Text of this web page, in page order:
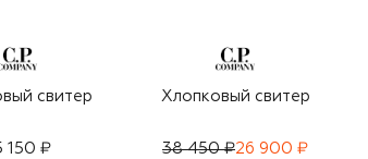
свитер
150 ₽
Хлопковый свитер
38 450 ₽26 900 ₽